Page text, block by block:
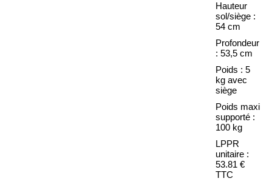
Hauteur
sol/siège :
54 cm
Profondeur
: 53,5 cm
Poids : 5
kg avec
siège
Poids maxi
supporté :
100 kg
LPPR
unitaire :
53.81 €
TTC